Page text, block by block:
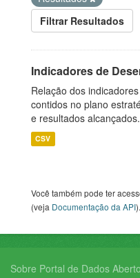
Filtrar Resultados
Indicadores de
Relação dos
contidos no plano
e resultados alcançados.
CSV
Você também pode ter
(veja Documentação da API).
Sobre Portal de Dados